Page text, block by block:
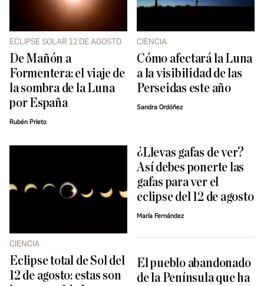
ECLIPSE SOLAR 12 DE AGOSTO
De Mañón a
Formentera: el viaje de
la sombra de la Luna
por España
Rubén Prieto
CIENCIA
Cómo afectará la Luna
a la visibilidad de las
Perseidas este año
Sandra Ordóñez
CIENCIA
Eclipse total de Sol del
12 de agosto: estas son
¿Llevas gafas de ver?
Así debes ponerte las
gafas para ver el
eclipse del 12 de agosto
María Fernández
El pueblo abandonado
de la Península que ha